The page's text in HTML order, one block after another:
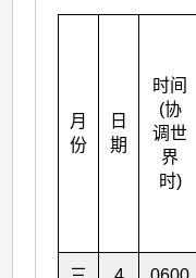
月
份
日
期
时间
(协
调世
界
时)